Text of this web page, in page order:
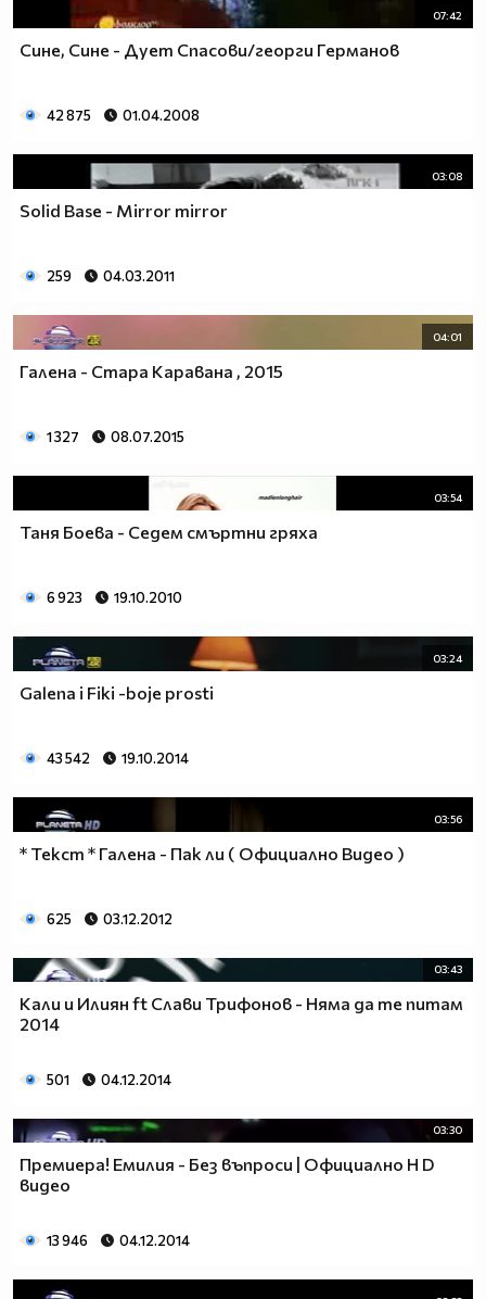
07:42
Сине, Сине - Дует Спасови/георги Германов
42 875 01.04.2008
03:08
Solid Base - Mirror mirror
259 04.03.2011
04:01
Галена - Стара Каравана , 2015
1 327 08.07.2015
03:54
Таня Боева - Седем смъртни гряха
6 923 19.10.2010
03:24
Galena i Fiki -boje prosti
43 542 19.10.2014
03:56
* Текст * Галена - Пак ли ( Официално Видео )
625 03.12.2012
03:43
Кали и Илиян ft Слави Трифонов - Няма да те питам
2014
501 04.12.2014
03:30
Премиера! Емилия - Без въпроси | Официално H D
видео
13 946 04.12.2014